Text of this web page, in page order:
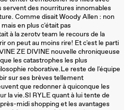
servent des nourritures innomables
Comme disait Woody Allen : non
en plus c'était pas
à la zerotv team le recours de la
on peut au moins rire! Et c'est le parti
ZE DIVINE nouvelle chroniqueuse
les catastrophes les plus
roborative.Le reste de l'équipe
sur ses brèves tellement
que redonner à quiconque les
la vie.SI RYLE quant à lui tente de
midi shopping et les avantages